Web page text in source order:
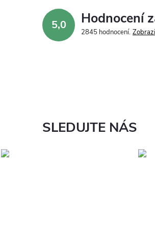
5,0 Hodnocení
2845 hodnocení
SLEDUJTE NÁS